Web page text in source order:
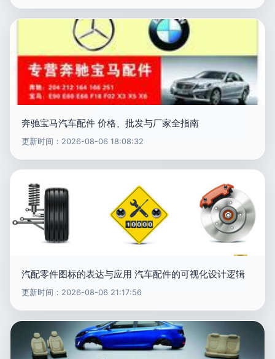
奔驰宝马汽车配件 价格、批发与厂家全指南
更新时间：2026-08-06 18:08:32
汽配零件图标的表达与应用 汽车配件的可视化设计逻辑
更新时间：2026-08-06 21:17:56